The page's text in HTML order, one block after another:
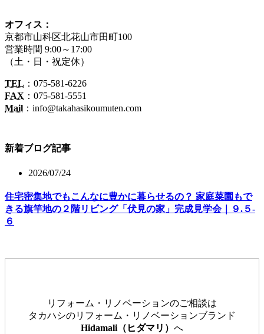
オフィス：
京都市山科区北花山市田町100
営業時間 9:00～17:00
（土・日・祝定休）
TEL ：075-581-6226
FAX ：075-581-5551
Mail ：info@takahasikoumuten.com
新着ブログ記事
2026/07/24
住宅密集地でもこんなに豊かに暮らせるの？ 家庭菜園もで
きる旗竿地の２階リビング「伏見の家」完成見学会｜９.５-
６
リフォーム・リノベーションのご相談は
タカハシのリフォーム・リノベーションブランド
Hidamali（ヒダマリ） へ